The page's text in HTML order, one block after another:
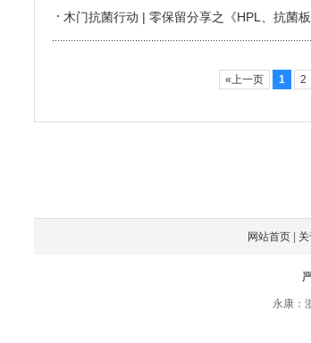
木门抗菌行动 | 零保留分享之《HPL、抗菌板
«上一页 1 2
网站首页
永康：